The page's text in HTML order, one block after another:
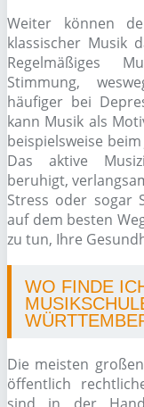
Weiter können
klassischer Musik
Regelmäßiges
Stimmung,
häufiger bei
kann Musik als
beispielsweise
Das aktive
beruhigt,
Stress oder sogar
auf dem besten
zu tun, Ihre
WO FINDE
Die meisten
öffentlich